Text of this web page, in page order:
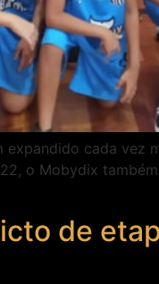
cada vez
o Mobydix
de